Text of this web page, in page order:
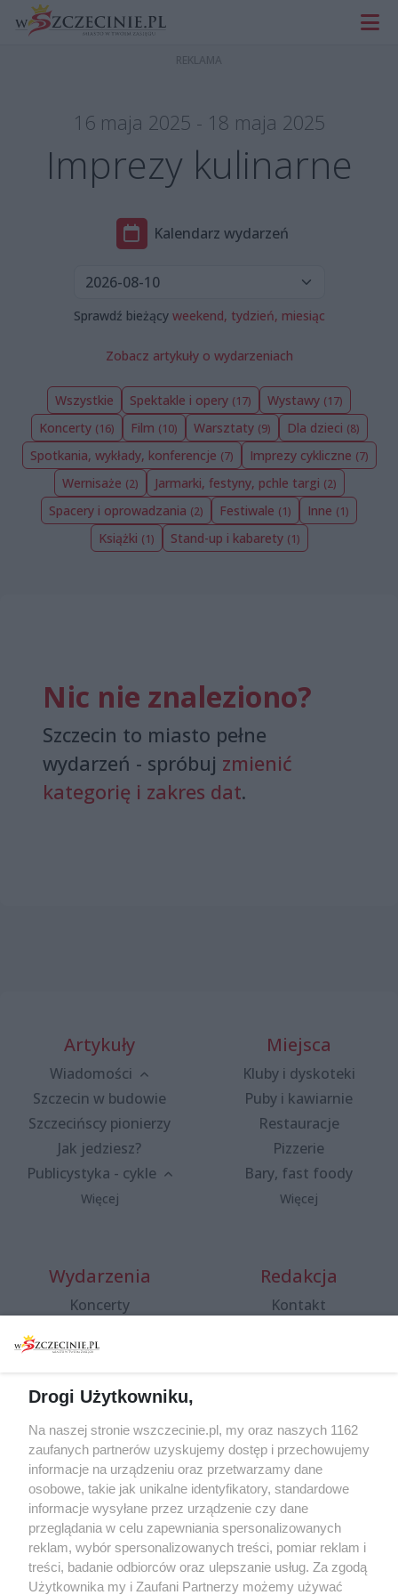
16 maja 2025 - 18 maja 2025
Imprezy kulinarne
Kalendarz wydarzeń
Sprawdź bieżący weekend, tydzień, miesiąc
Zobacz artykuły o wydarzeniach
Wszystkie Spektakle i opery (17) Wystawy (17)
Koncerty (16) Film (10) Warsztaty (9) Dla dzieci (8)
Spotkania, wykłady, konferencje (7) Imprezy cykliczne (7)
Wernisaże (2) Jarmarki, festyny, pchle targi (2)
Spacery i oprowadzania (2) Festiwale (1) Inne (1)
Książki (1) Stand-up i kabarety (1)
Nic nie znaleziono?
Szczecin to miasto pełne
wydarzeń - spróbuj zmienić
kategorię i zakres dat.
Artykuły
Wiadomości
Szczecin w budowie
Szczecińscy pionierzy
Jak jedziesz?
Publicystyka - cykle
Więcej
Miejsca
Kluby i dyskoteki
Puby i kawiarnie
Restauracje
Pizzerie
Bary, fast foody
Więcej
Wydarzenia
Koncerty
Spacery i oprowadzania
targi
Wernisaże
Więcej
Redakcja
Kontakt
Specjalny koncert z okazji
20. urodzin portalu
wSzczecinie.pl
Regulamin konkursów
śniadaniówka "Hej
Szczecin! Jest piątek!"
Drogi Użytkowniku,
Na naszej stronie wszczecinie.pl, my oraz naszych 1162
zaufanych partnerów uzyskujemy dostęp i przechowujemy
informacje na urządzeniu oraz przetwarzamy dane
osobowe, takie jak unikalne identyfikatory, standardowe
informacje wysyłane przez urządzenie czy dane
przeglądania w celu zapewniania spersonalizowanych
reklam, wybór spersonalizowanych treści, pomiar reklam i
treści, badanie odbiorców oraz ulepszanie usług. Za zgodą
Użytkownika my i Zaufani Partnerzy możemy używać